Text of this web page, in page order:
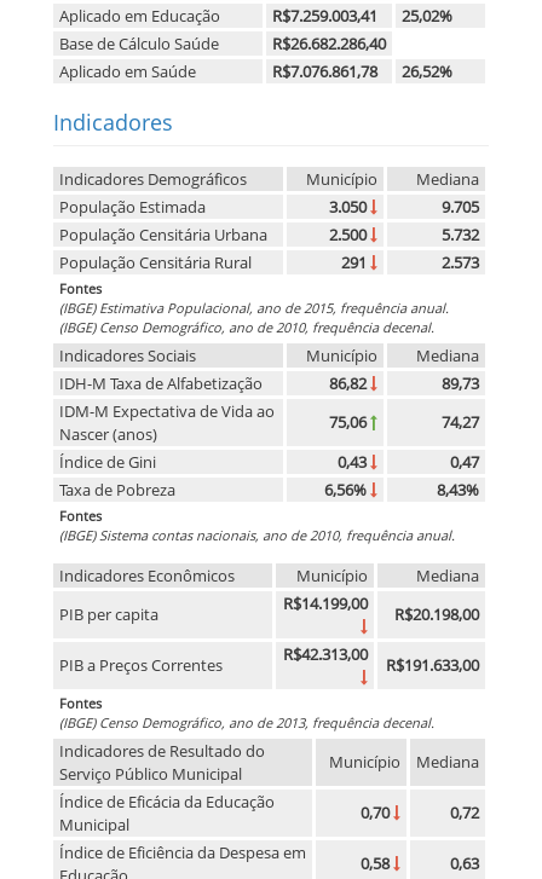
Aplicado em Educação
R$7.259.003,41
25,02%
Base de Cálculo Saúde
R$26.682.286,40
Aplicado em Saúde
R$7.076.861,78 26,52%
Indicadores
Indicadores Demográficos Município
Mediana
População Estimada
3.050
9.705
População Censitária Urbana
2.500
5.732
População Censitária Rural
291 2.573
Fontes
(IBGE) Estimativa Populacional, ano de 2015, frequência anual.
(IBGE) Censo Demográfico, ano de 2010, frequência decenal.
Indicadores Sociais Município
Mediana
IDH-M Taxa de Alfabetização
86,82
89,73
IDM-M Expectativa de Vida ao
Nascer (anos)
75,06
74,27
Índice de Gini
0,43
0,47
Taxa de Pobreza
6,56% 8,43%
Fontes
(IBGE) Sistema contas nacionais, ano de 2010, frequência anual.
Indicadores Econômicos Município
Mediana
PIB per capita
R$14.199,00 R$20.198,00
PIB a Preços Correntes R$42.313,00 R$191.633,00
Fontes
(IBGE) Censo Demográfico, ano de 2013, frequência decenal.
Indicadores de Resultado do
Serviço Público Municipal
Município
Mediana
Índice de Eficácia da Educação
Municipal
0,70
0,72
Índice de Eficiência da Despesa em
0,58 0,63